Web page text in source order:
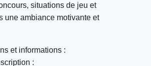
situations de jeu et
une ambiance motivante et
et informations :
: